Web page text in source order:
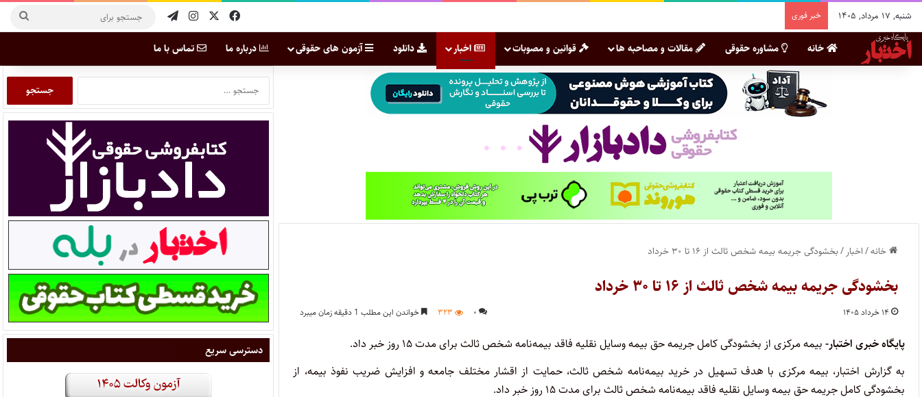
شنبه, ۱۷ مرداد, ۱۴۰۵ خبر فوری
خانه مشاوره حقوقی مقالات و مصاحبه ها قوانین و مصوبات اخبار دانلود آزمون های حقوقی درباره ما تماس با ما
خانه/اخبار /بخشودگی جریمه بیمه شخص ثالث از ۱۶ تا ۳۰ خرداد
بخشودگی جریمه بیمه شخص ثالث از ۱۶ تا ۳۰ خرداد
۱۴ خرداد ۱۴۰۵ ۰ ۳۲۳ خواندن این مطلب 1 دقیقه زمان میبرد
پایگاه خبری اختبار- بیمه مرکزی از بخشودگی کامل جریمه حق بیمه وسایل نقلیه فاقد بیمه‌نامه شخص ثالث برای مدت ۱۵ روز خبر داد.
به گزارش اختبار، بیمه مرکزی با هدف تسهیل در خرید بیمه‌نامه شخص ثالث، حمایت از اقشار مختلف جامعه و افزایش ضریب نفوذ بیمه، از
بخشودگی کامل جریمه حق بیمه وسایل نقلیه فاقد بیمه‌نامه شخص ثالث برای مدت ۱۵ روز خبر داد.
دسترسی سریع